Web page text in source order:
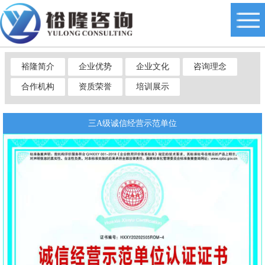
裕隆简介 企业优势 企业文化 咨询理念
合作机构 资质荣誉 培训展示
三A级诚信经营示范单位